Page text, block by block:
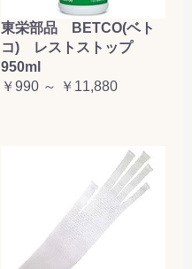
東栄部品 BETCO(ベト
コ) レストストップ
950ml
￥990 ～ ￥11,880